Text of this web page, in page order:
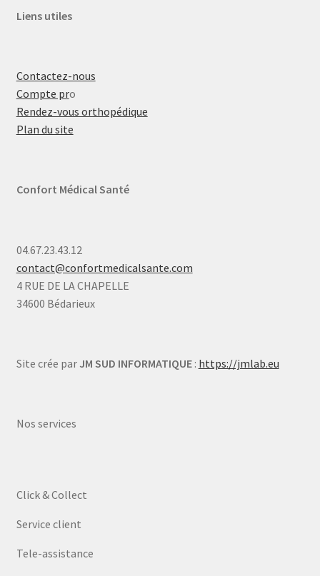
Liens utiles
Contactez-nous
Compte pro
Rendez-vous orthopédique
Plan du site
Confort Médical Santé
04.67.23.43.12
contact@confortmedicalsante.com
4 RUE DE LA CHAPELLE
34600 Bédarieux
Site crée par JM SUD INFORMATIQUE: https://jmlab.eu
Nos services
Click & Collect
Service client
Tele-assistance